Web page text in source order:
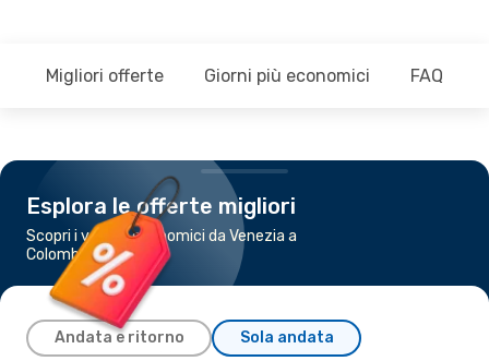
Migliori offerte Giorni più economici FAQ
Esplora le offerte migliori
Scopri i voli più economici da Venezia a
Colombo
Andata e ritorno Sola andata